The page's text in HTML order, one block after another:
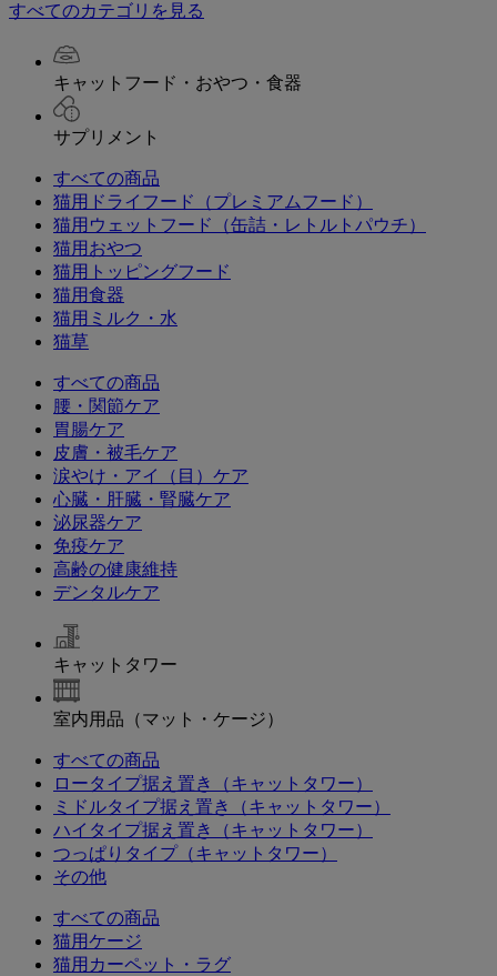
すべてのカテゴリを見る
キャットフード・おやつ・食器
サプリメント
すべての商品
猫用ドライフード（プレミアムフード）
猫用ウェットフード（缶詰・レトルトパウチ）
猫用おやつ
猫用トッピングフード
猫用食器
猫用ミルク・水
猫草
すべての商品
腰・関節ケア
胃腸ケア
皮膚・被毛ケア
涙やけ・アイ（目）ケア
心臓・肝臓・腎臓ケア
泌尿器ケア
免疫ケア
高齢の健康維持
デンタルケア
キャットタワー
室内用品（マット・ケージ）
すべての商品
ロータイプ据え置き（キャットタワー）
ミドルタイプ据え置き（キャットタワー）
ハイタイプ据え置き（キャットタワー）
つっぱりタイプ（キャットタワー）
その他
すべての商品
猫用ケージ
猫用カーペット・ラグ